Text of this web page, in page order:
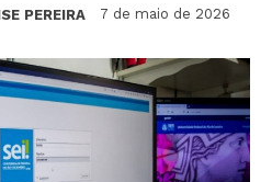
PEREIRA 7 de maio de 2026